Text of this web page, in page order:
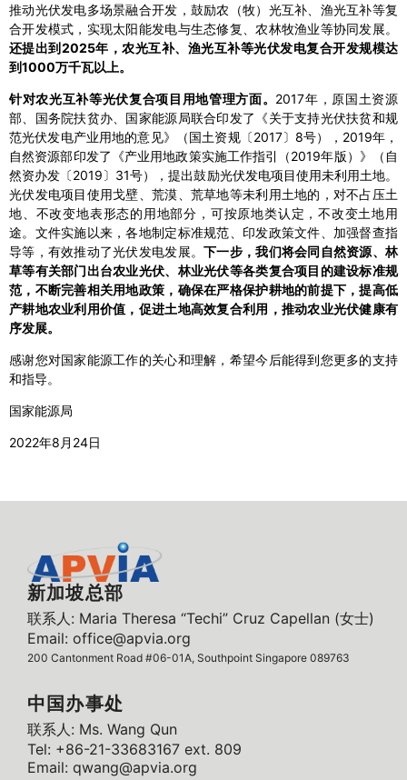
推动光伏发电多场景融合开发，鼓励农（牧）光互补、渔光互补等复
合开发模式，实现太阳能发电与生态修复、农林牧渔业等协同发展。
还提出到2025年，农光互补、渔光互补等光伏发电复合开发规模达
到1000万千瓦以上。
针对农光互补等光伏复合项目用地管理方面。 2017年，原国土资源
部、国务院扶贫办、国家能源局联合印发了《关于支持光伏扶贫和规
范光伏发电产业用地的意见》（国土资规〔2017〕8号），2019年，
自然资源部印发了《产业用地政策实施工作指引（2019年版）》（自
然资办发〔2019〕31号），提出鼓励光伏发电项目使用未利用土地。
光伏发电项目使用戈壁、荒漠、荒草地等未利用土地的，对不占压土
地、不改变地表形态的用地部分，可按原地类认定，不改变土地用
途。文件实施以来，各地制定标准规范、印发政策文件、加强督查指
导等，有效推动了光伏发电发展。下一步，我们将会同自然资源、林
草等有关部门出台农业光伏、林业光伏等各类复合项目的建设标准规
范，不断完善相关用地政策，确保在严格保护耕地的前提下，提高低
产耕地农业利用价值，促进土地高效复合利用，推动农业光伏健康有
序发展。
感谢您对国家能源工作的关心和理解，希望今后能得到您更多的支持
和指导。
国家能源局
2022年8月24日
新加坡总部
联系人: Maria Theresa “Techi” Cruz Capellan (女士)
Email: office@apvia.org
200 Cantonment Road #06-01A, Southpoint Singapore 089763
中国办事处
联系人: Ms. Wang Qun
Tel: +86-21-33683167 ext. 809
Email: qwang@apvia.org